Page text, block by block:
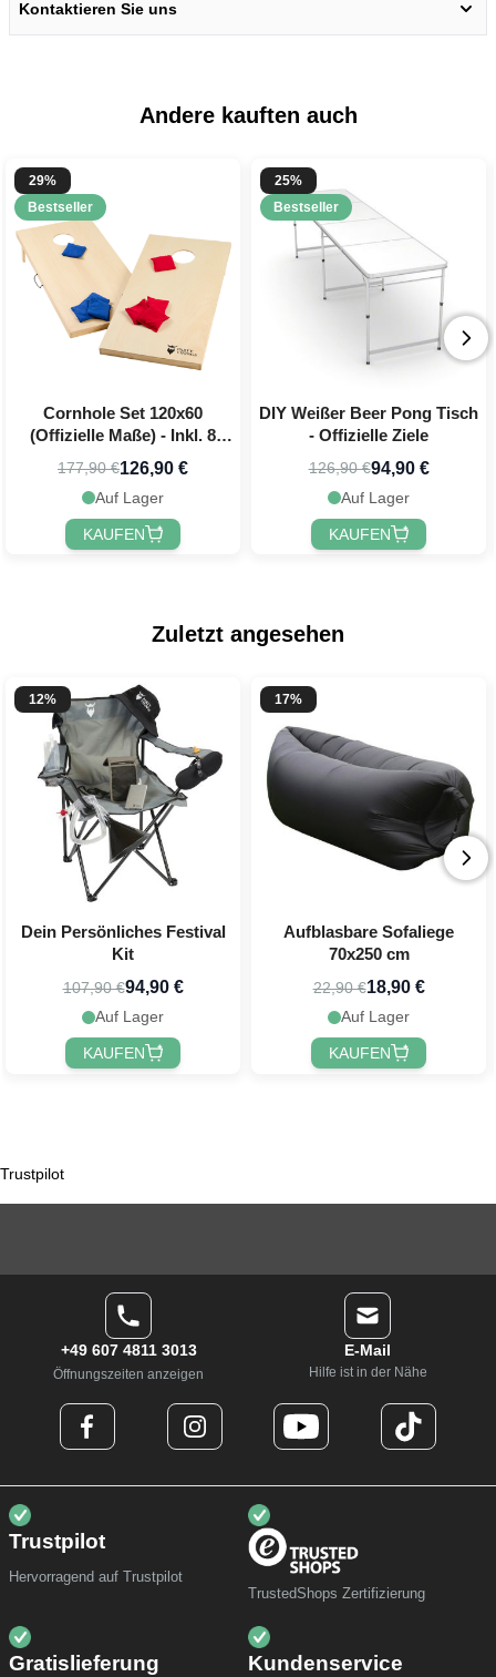
Kontaktieren Sie uns
Andere kauften auch
29%
Bestseller
Cornhole Set 120x60
(Offizielle Maße) - Inkl. 8
Wurfbeutel PartyVikings
177,90 €126,90 €
Auf Lager
KAUFEN
25%
Bestseller
DIY Weißer Beer Pong Tisch
- Offizielle Ziele
126,90 €94,90 €
Auf Lager
KAUFEN
Zuletzt angesehen
12%
Dein Persönliches Festival
Kit
107,90 €94,90 €
Auf Lager
KAUFEN
17%
Aufblasbare Sofaliege
70x250 cm
22,90 €18,90 €
Auf Lager
KAUFEN
Trustpilot
+49 607 4811 3013
Öffnungszeiten anzeigen
E-Mail
Hilfe ist in der Nähe
Trustpilot
Hervorragend auf Trustpilot
TrustedShops Zertifizierung
Gratislieferung Kundenservice
festlichen Newsletter anmeldest 🎉
Jetzt registrieren!